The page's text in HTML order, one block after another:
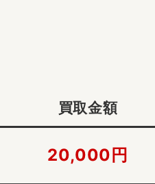
買取金額
20,000円